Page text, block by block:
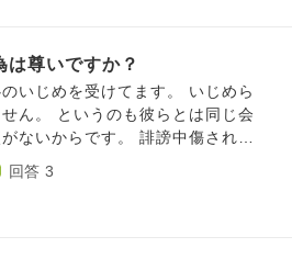
せんでした。 小6からの出
った私は、すれ違う時に「キショ
付けないようにしました。何回言
ません。 それから数ヶ月後のあ
だ」「担任はいじめにうるさい
率先して傍観しないようにしよ
人に傍観をするな、と勧めるこ
方は、 世間一般の本音として、
生きていく為の行動指針として
は尊いですか？
いじめを受けてます。 いじめら
ん。 というのも彼らとは同じ会
ないからです。 誹謗中傷される
ないうちに彼らの逆鱗に触れる事
喧嘩は売ってないです。 こっち
回答 3